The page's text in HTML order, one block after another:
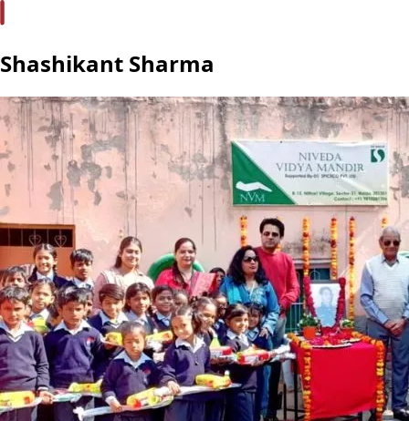
Shashikant Sharma